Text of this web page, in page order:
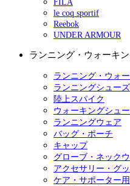
FILA
le coq sportif
Reebok
UNDER ARMOUR
ランニング・ウォーキ
ランニング・ウォ
ランニングシューズ
陸上スパイク
ウォーキングシュ
ランニングウェア
バッグ・ポーチ
キャップ
グローブ・ネック
アクセサリー・グ
ケア・サポーター